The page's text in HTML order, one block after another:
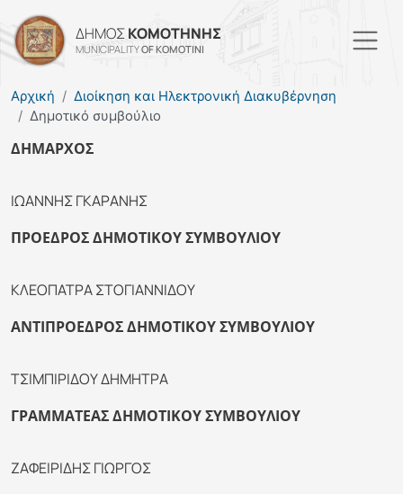
Παράκαμψη προς το
ΔΗΜΟΣΚΟΜΟΤΗΝΗΣ
MUNICIPALITYOF KOMOTINI
Αρχική
Διοίκηση και Ηλεκτρονική Διακυβέρνηση
Δημοτικό συμβούλιο
ΔΗΜΑΡΧΟΣ
ΙΩΑΝΝΗΣ ΓΚΑΡΑΝΗΣ
ΠΡΟΕΔΡΟΣ ΔΗΜΟΤΙΚΟΥ ΣΥΜΒΟΥΛΙΟΥ
ΚΛΕΟΠΑΤΡΑ ΣΤΟΓΙΑΝΝΙΔΟΥ
ΑΝΤΙΠΡΟΕΔΡΟΣ ΔΗΜΟΤΙΚΟΥ ΣΥΜΒΟΥΛΙΟΥ
ΤΣΙΜΠΙΡΙΔΟΥ ΔΗΜΗΤΡΑ
ΓΡΑΜΜΑΤΕΑΣ ΔΗΜΟΤΙΚΟΥ ΣΥΜΒΟΥΛΙΟΥ
ΖΑΦΕΙΡΙΔΗΣ ΓΙΩΡΓΟΣ